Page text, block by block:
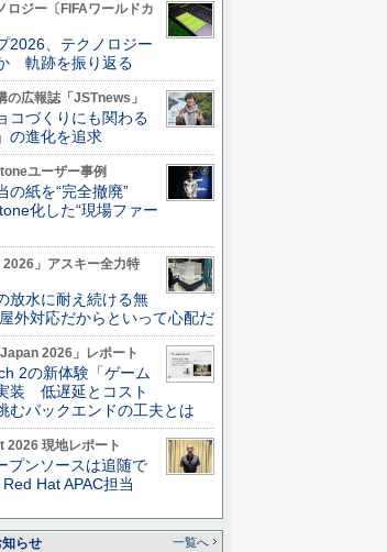
ロジー〔FIFAワールドカ
2026、テクノロジー
軌跡を振り返る
の広報誌「JSTnews」
コづくりにも関わる
の進化を追求
ユーザー事例
の紙を“完全撤廃”
化した“現場ファー
2026」アスキー全力特
放水に耐え続ける無
外対応だからといって心配だ
2026」レポート
2の新体験「ゲーム
装 低遅延とコスト
むバックエンドの工夫とは
2026 現地レポート
プンソースは追随で
Hat APAC担当
らせ 一覧へ